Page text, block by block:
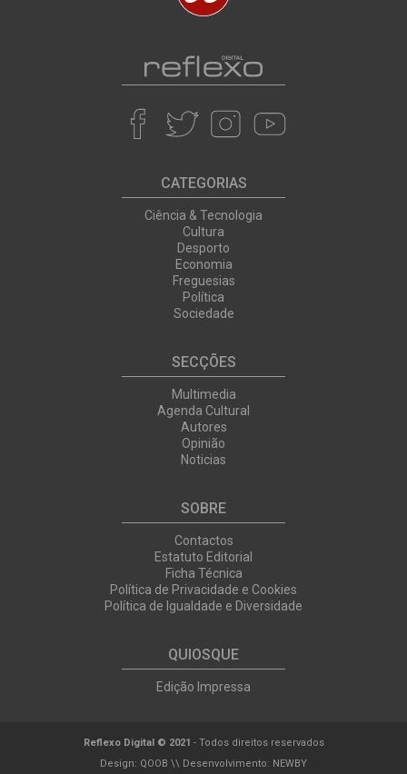
CATEGORIAS
Ciência & Tecnologia
Cultura
Desporto
Economia
Freguesias
Política
Sociedade
SECÇÕES
Multimedia
Agenda Cultural
Autores
Opinião
Noticias
SOBRE
Contactos
Estatuto Editorial
Ficha Técnica
Política de Privacidade e Cookies
Política de Igualdade e Diversidade
QUIOSQUE
Edição Impressa
Reflexo Digital © 2021 - Todos direitos reservados
Design: QOOB \\ Desenvolvimento: NEWBY